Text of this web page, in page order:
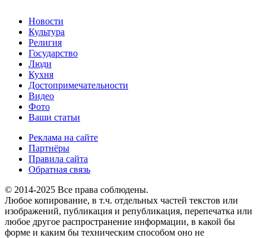
Новости
Культура
Религия
Государство
Люди
Кухня
Достопримечательности
Видео
Фото
Ваши статьи
Реклама на сайте
Партнёры
Правила сайта
Обратная связь
© 2014-2025 Все права соблюдены.
Любое копирование, в т.ч. отдельных частей текстов или
изображений, публикация и републикация, перепечатка или
любое другое распространение информации, в какой бы
форме и каким бы техническим способом оно не